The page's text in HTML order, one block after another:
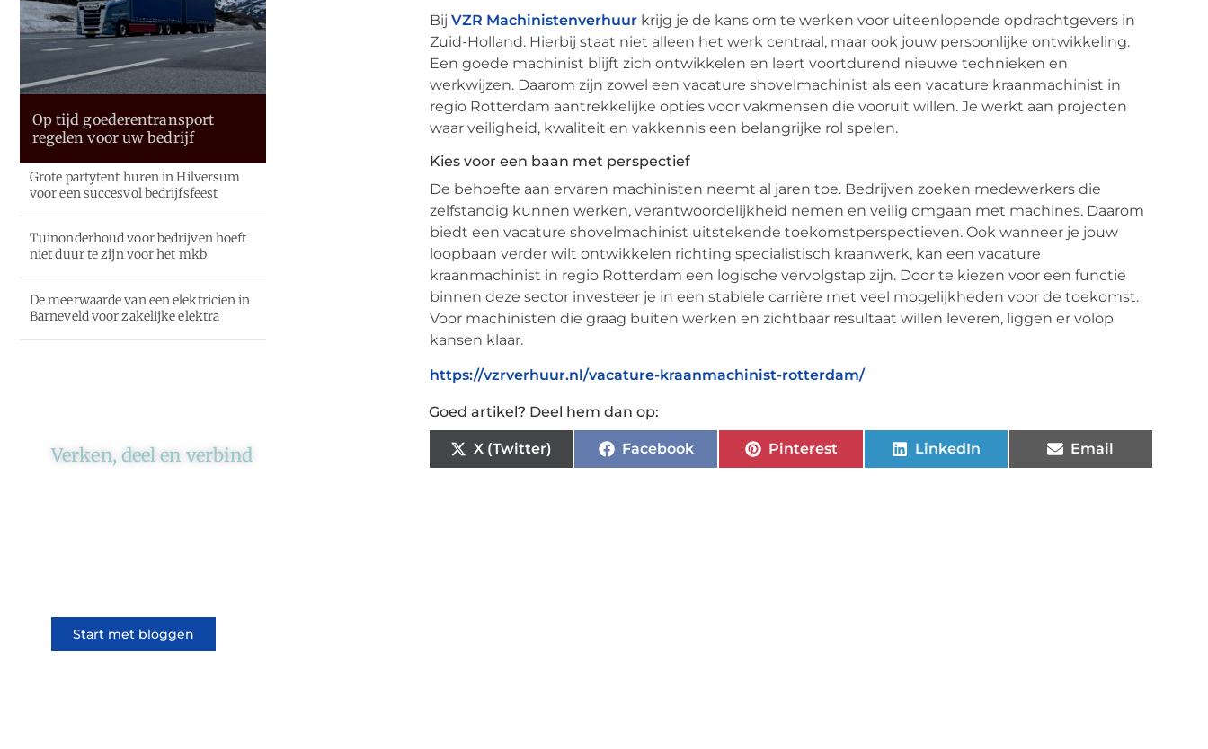
Op tijd goederentransport
regelen voor uw bedrijf
Grote partytent huren in Hilversum
voor een succesvol bedrijfsfeest
Tuinonderhoud voor bedrijven hoeft
niet duur te zijn voor het mkb
De meerwaarde van een elektricien in
Barneveld voor zakelijke elektra
Verken, deel en verbind
Start met bloggen
Bij VZR Machinistenverhuur krijg je de kans om te werken voor uiteenlopende opdrachtgevers in
Zuid-Holland. Hierbij staat niet alleen het werk centraal, maar ook jouw persoonlijke ontwikkeling.
Een goede machinist blijft zich ontwikkelen en leert voortdurend nieuwe technieken en
werkwijzen. Daarom zijn zowel een vacature shovelmachinist als een vacature kraanmachinist in
regio Rotterdam aantrekkelijke opties voor vakmensen die vooruit willen. Je werkt aan projecten
waar veiligheid, kwaliteit en vakkennis een belangrijke rol spelen.
Kies voor een baan met perspectief
De behoefte aan ervaren machinisten neemt al jaren toe. Bedrijven zoeken medewerkers die
zelfstandig kunnen werken, verantwoordelijkheid nemen en veilig omgaan met machines. Daarom
biedt een vacature shovelmachinist uitstekende toekomstperspectieven. Ook wanneer je jouw
loopbaan verder wilt ontwikkelen richting specialistisch kraanwerk, kan een vacature
kraanmachinist in regio Rotterdam een logische vervolgstap zijn. Door te kiezen voor een functie
binnen deze sector investeer je in een stabiele carrière met veel mogelijkheden voor de toekomst.
Voor machinisten die graag buiten werken en zichtbaar resultaat willen leveren, liggen er volop
kansen klaar.
https://vzrverhuur.nl/vacature-kraanmachinist-rotterdam/
Goed artikel? Deel hem dan op:
X (Twitter) Facebook Pinterest LinkedIn Email